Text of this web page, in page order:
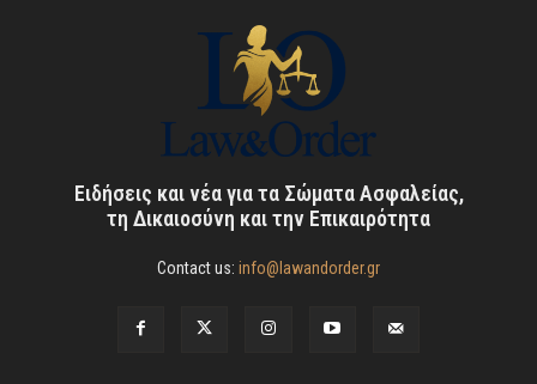
Ειδήσεις και νέα για τα Σώματα Ασφαλείας,
τη Δικαιοσύνη και την Επικαιρότητα
Contact us: info@lawandorder.gr